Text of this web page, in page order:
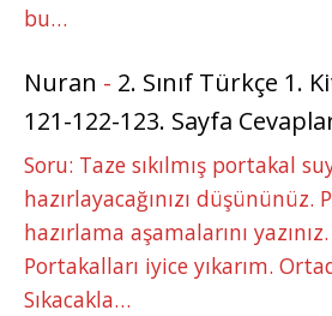
bu…
Nuran - 2. Sınıf Türkçe 1.
121-122-123. Sayfa
Soru: Taze sıkılmış portakal
hazırlayacağınızı düşününüz.
hazırlama aşamalarını
Portakalları iyice yıkarım.
Sıkacakla…